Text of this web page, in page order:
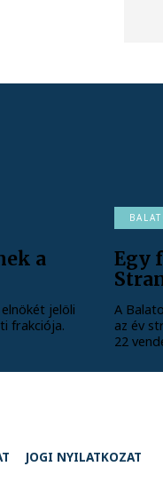
a
jelöli
frakciója.
Egy
A
az év
22
JOGI NYILATKOZAT